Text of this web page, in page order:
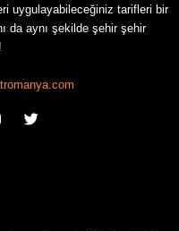
uygulayabileceğiniz tarifleri bir
da aynı şekilde şehir şehir